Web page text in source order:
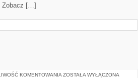
Zobacz […]
KOMENTOWANIA CHINY
ZOSTAŁA WYŁĄCZONA